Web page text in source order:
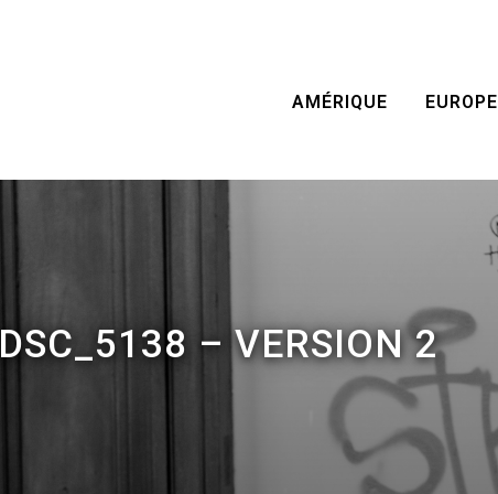
AMÉRIQUE EUROPE
DSC_5138 – VERSION 2